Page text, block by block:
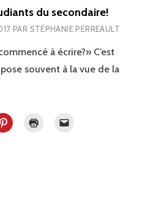
du secondaire!
PAR STÉPHANIE PERREAULT
à écrire?» C’est
souvent à la vue de la